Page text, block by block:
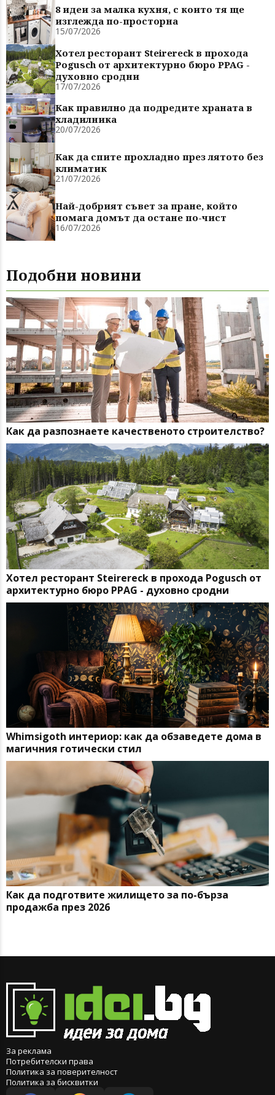
8 идеи за малка кухня, с които тя ще
изглежда по-просторна
15/07/2026
Хотел ресторант Steirereck в прохода
Pogusch от архитектурно бюро PPAG -
духовно сродни
17/07/2026
Как правилно да подредите храната в
хладилника
20/07/2026
Как да спите прохладно през лятото без
климатик
21/07/2026
Най-добрият съвет за пране, който
помага домът да остане по-чист
16/07/2026
Подобни новини
Как да разпознаете качественото строителство?
Хотел ресторант Steirereck в прохода Pogusch от
архитектурно бюро PPAG - духовно сродни
Whimsigoth интериор: как да обзаведете дома в
магичния готически стил
Как да подготвите жилището за по-бърза
продажба през 2026
За реклама
Потребителски права
Политика за поверителност
Политика за бисквитки